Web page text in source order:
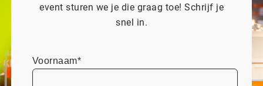
event sturen we je die graag toe! Schrijf je
snel in.
Voornaam*